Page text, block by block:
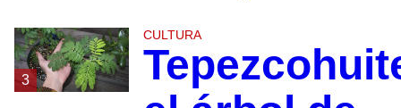
3
CULTURA